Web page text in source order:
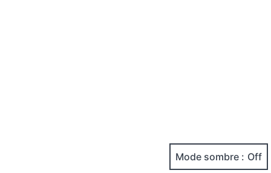
Mode sombre :